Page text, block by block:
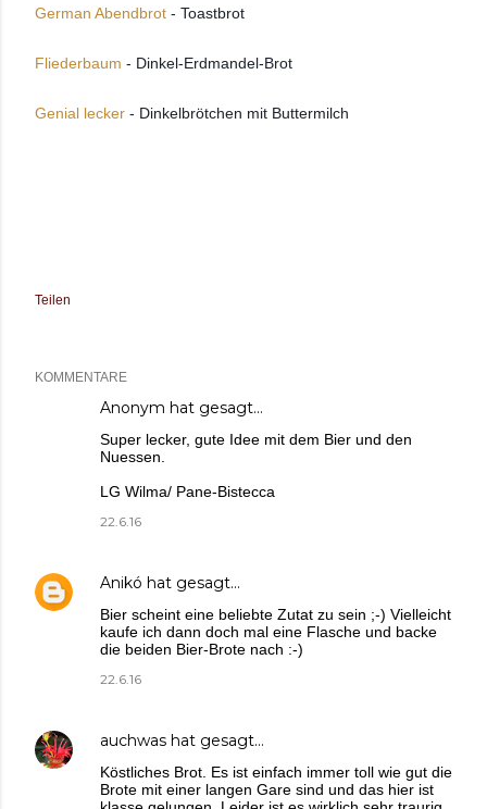
German Abendbrot - Toastbrot
Fliederbaum - Dinkel-Erdmandel-Brot
Genial lecker - Dinkelbrötchen mit Buttermilch
Teilen
KOMMENTARE
Anonym hat gesagt…
Super lecker, gute Idee mit dem Bier und den
Nuessen.
LG Wilma/ Pane-Bistecca
22.6.16
Anikó hat gesagt…
Bier scheint eine beliebte Zutat zu sein ;-) Vielleicht
kaufe ich dann doch mal eine Flasche und backe
die beiden Bier-Brote nach :-)
22.6.16
auchwas hat gesagt…
Köstliches Brot. Es ist einfach immer toll wie gut die
Brote mit einer langen Gare sind und das hier ist